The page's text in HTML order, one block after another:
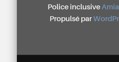
Police inclusive
Propulsé par